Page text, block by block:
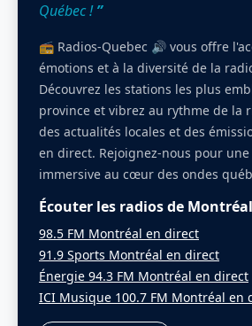
Québec !”
📻 Radios-Quebec 🔊 vous offre
émotions et à la diversité de la
Découvrez les stations les plus
province et vibrez au rythme de la
des actualités locales et des
en direct. Rejoignez-nous pour
immersive au cœur des ondes
Écouter les radios de
98.5 FM Montréal en direct
91.9 Sports Montréal en direct
Énergie 94.3 FM Montréal en direct
ICI Musique 100.7 FM Montréal en